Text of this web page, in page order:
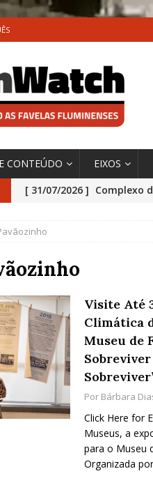
CONTEÚDO EIXOS
[ 31/07/2026 ] Complexo
[ 29/07/2026 ]
São o Cadinho e o Fogo
Especial do IPCC Sobre
[ 28/07/2026 ]
Tudo
#OLHONAMÍDIA
[ 27/07/2026 ] Mutirão
Coletivos para Plantio e
em Suruí, Magé
[ 04/08/2026 ] Trens
Passam para Consórcio
Visite Até
Climática
Museu de
Sobreviver’
Por Bárbara
Click Here for
Museus, a
para o Museu
Organizada